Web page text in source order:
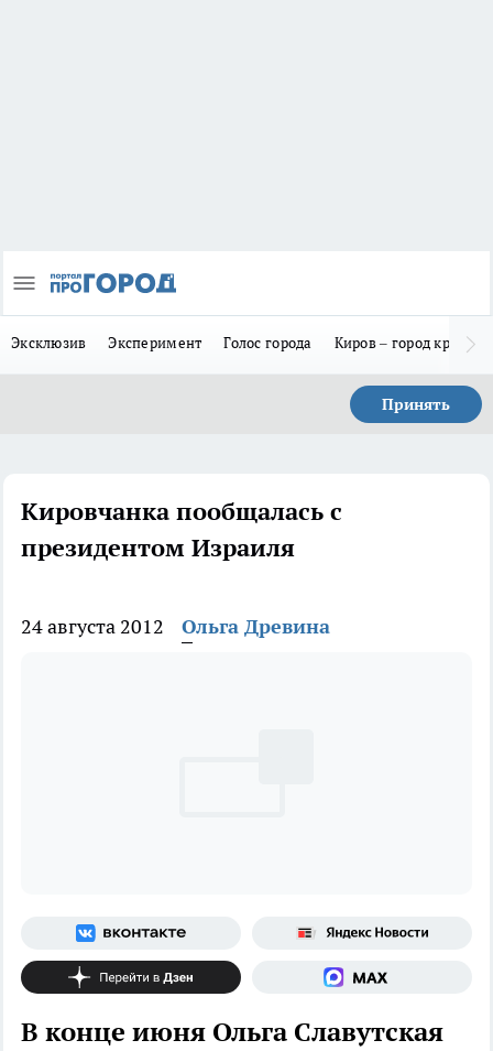
Эксклюзив Эксперимент Голос города Киров – город
Принять
Кировчанка пообщалась с
президентом Израиля
24 августа 2012 Ольга Древина
В конце июня Ольга Славутская